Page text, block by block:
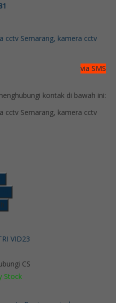
via SMS
kontak di bawah ini:
VID23
CS
Stock